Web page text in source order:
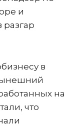
и
в
на
что